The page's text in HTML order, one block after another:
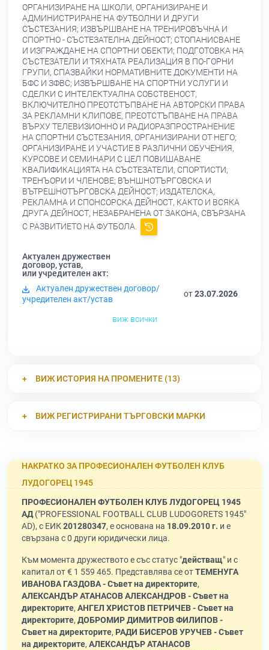
ОРГАНИЗИРАНЕ НА ШКОЛИ, ОРГАНИЗИРАНЕ И
АДМИНИСТРИРАНЕ НА ФУТБОЛНИ И ДРУГИ
СЪСТЕЗАНИЯ; ИЗВЪРШВАНЕ НА ТРЕНИРОВЪЧНА И
СПОРТНО - СЪСТЕЗАТЕЛНА ДЕЙНОСТ; СТОПАНИСВАНЕ
И ИЗГРАЖДАНЕ НА СПОРТНИ ОБЕКТИ; ПОДГОТОВКА НА
СЪСТЕЗАТЕЛИ И ТЯХНАТА РЕАЛИЗАЦИЯ В ПО-ГОРНИ
ГРУПИ, СПАЗВАЙКИ НОРМАТИВНИТЕ ДОКУМЕНТИ НА
БФС И ЗФВС; ИЗВЪРШВАНЕ НА СПОРТНИ УСЛУГИ И
СДЕЛКИ С ИНТЕЛЕКТУАЛНА СОБСТВЕНОСТ,
ВКЛЮЧИТЕЛНО ПРЕОТСТЪПВАНЕ НА АВТОРСКИ ПРАВА
ЗА РЕКЛАМНИ КЛИПОВЕ, ПРЕОТСТЪПВАНЕ НА ПРАВА
ВЪРХУ ТЕЛЕВИЗИОННО И РАДИОРАЗПРОСТРАНЕНИЕ
НА СПОРТНИ СЪСТЕЗАНИЯ, ОРГАНИЗИРАНИ ОТ НЕГО;
ОРГАНИЗИРАНЕ И УЧАСТИЕ В РАЗЛИЧНИ ОБУЧЕНИЯ,
КУРСОВЕ И СЕМИНАРИ С ЦЕЛ ПОВИШАВАНЕ
КВАЛИФИКАЦИЯТА НА СЪСТЕЗАТЕЛИ, СПОРТИСТИ,
ТРЕНЪОРИ И ЧЛЕНОВЕ; ВЪНШНОТЪРГОВСКА И
ВЪТРЕШНОТЪРГОВСКА ДЕЙНОСТ; ИЗДАТЕЛСКА,
РЕКЛАМНА И СПОНСОРСКА ДЕЙНОСТ, КАКТО И ВСЯКА
ДРУГА ДЕЙНОСТ, НЕЗАБРАНЕНА ОТ ЗАКОНА, СВЪРЗАНА
С РАЗВИТИЕТО НА ФУТБОЛА.
Актуален дружествен
договор, устав,
или учредителен акт:
Актуален дружествен договор/
учредителен акт/устав
от23.07.2026
виж всички
ВИЖ ИСТОРИЯ НА ПРОМЕНИТЕ (13)
ВИЖ РЕГИСТРИРАНИ ТЪРГОВСКИ МАРКИ
НАКРАТКО ЗА ПРОФЕСИОНАЛЕН ФУТБОЛЕН КЛУБ
ЛУДОГОРЕЦ 1945
ПРОФЕСИОНАЛЕН ФУТБОЛЕН КЛУБ ЛУДОГОРЕЦ 1945
АД("PROFESSIONAL FOOTBALL CLUB LUDOGORETS 1945"
AD), с ЕИК201280347, е основана на 18.09.2010 г. и е
свързана с 0 други юридически лица.
Към момента дружеството е със статус "действащ" и с
капитал от € 1 559 465. Представлява се отТЕМЕНУГА
ИВАНОВА ГАЗДОВА - Съвет на директорите,
АЛЕКСАНДЪР АТАНАСОВ АЛЕКСАНДРОВ - Съвет на
директорите, АНГЕЛ ХРИСТОВ ПЕТРИЧЕВ - Съвет на
директорите, ДОБРОМИР ДИМИТРОВ ФИЛИПОВ -
Съвет на директорите, РАДИ БИСЕРОВ УРУЧЕВ - Съвет
на директорите, АЛЕКСАНДЪР АТАНАСОВ